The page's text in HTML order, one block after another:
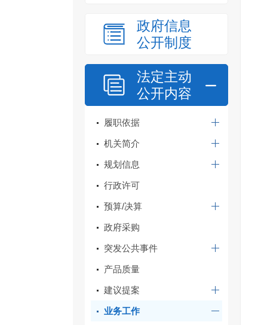
政府信息
公开制度
法定主动
公开内容
履职依据
机关简介
规划信息
行政许可
预算/决算
政府采购
突发公共事件
产品质量
建议提案
业务工作